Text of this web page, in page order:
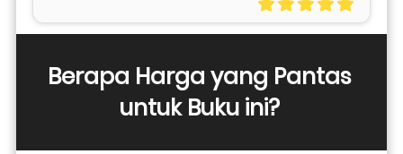
Berapa Harga yang Pantas
untuk Buku ini?